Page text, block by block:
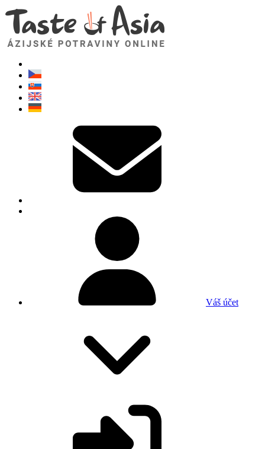
Váš účet
TasteOfAsia.sk
Neváhajte sa opýtať. Som tu pre vás!